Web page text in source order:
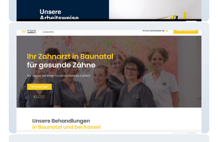
Bau-Sanierung Keil
Zielke Zahnärzte